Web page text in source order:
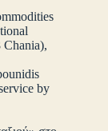
Chania),
by